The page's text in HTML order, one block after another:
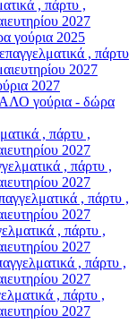
, πάρτυ ,
2027
2025
, πάρτυ
2027
2027
γούρια - δώρα
, πάρτυ ,
2027
, πάρτυ ,
2027
, πάρτυ ,
2027
, πάρτυ ,
2027
, πάρτυ ,
2027
, πάρτυ ,
2027